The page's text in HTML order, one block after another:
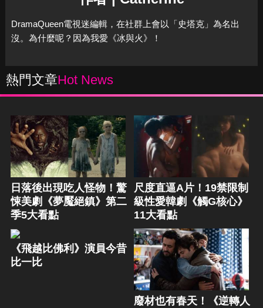
DramaQueen電視迷編輯，在社群上會以「史塔克」為名出
沒。為什麼呢？因為我愛《冰與火》！
熱門文章Hot News
日落後出現吃人怪物！驚
悚美劇《夢魘絕鎮》第二
季5大看點
尺度直逼A片！19禁限制
級性愛韓劇《觸G核心》
11大看點
《飛越比佛利》演員今昔
比一比
廢材也有春天！《逆轉人